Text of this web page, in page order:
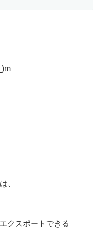
、
クスポートできる